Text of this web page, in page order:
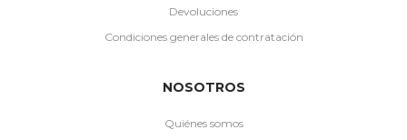
Devoluciones
Condiciones generales de contratación
NOSOTROS
Quiénes somos